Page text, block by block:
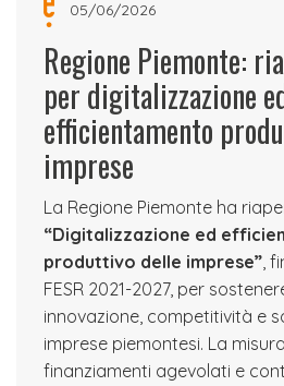
05/06/2026
Regione Piemonte:
per digitalizzazione
efficientamento
imprese
La Regione Piemonte ha
“Digitalizzazione ed
produttivo delle imprese”,
FESR 2021-2027, per
innovazione, competitività e
imprese piemontesi. La
finanziamenti agevolati e